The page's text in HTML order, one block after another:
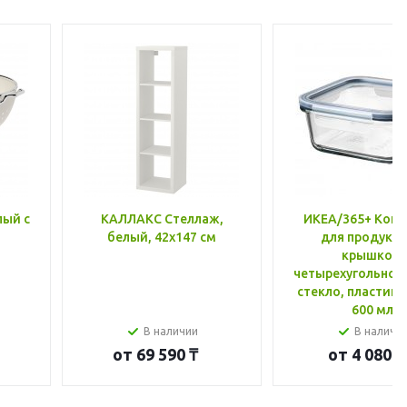
с
КАЛЛАКС Стеллаж,
белый, 42x147 см
В наличии
от 69 590 ₸
ИКЕА/365+
для
крышкой,
стекло, пластик
600 мл
В
от 4 080 ₸